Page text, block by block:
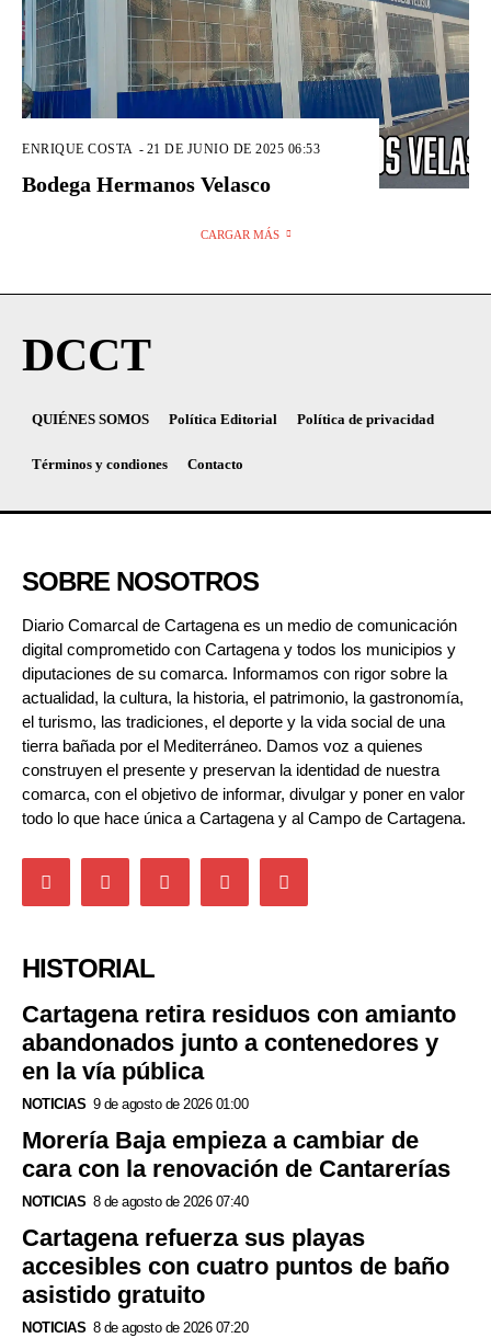
ENRIQUE COSTA - 21 DE JUNIO DE 2025 06:53
Bodega Hermanos Velasco
CARGAR MÁS
DCCT
QUIÉNES SOMOS Política Editorial Política de privacidad
Términos y condiones Contacto
SOBRE NOSOTROS
Diario Comarcal de Cartagena es un medio de comunicación
digital comprometido con Cartagena y todos los municipios y
diputaciones de su comarca. Informamos con rigor sobre la
actualidad, la cultura, la historia, el patrimonio, la gastronomía,
el turismo, las tradiciones, el deporte y la vida social de una
tierra bañada por el Mediterráneo. Damos voz a quienes
construyen el presente y preservan la identidad de nuestra
comarca, con el objetivo de informar, divulgar y poner en valor
todo lo que hace única a Cartagena y al Campo de Cartagena.
HISTORIAL
Cartagena retira residuos con amianto
abandonados junto a contenedores y
en la vía pública
NOTICIAS 9 de agosto de 2026 01:00
Morería Baja empieza a cambiar de
cara con la renovación de Cantarerías
NOTICIAS 8 de agosto de 2026 07:40
Cartagena refuerza sus playas
accesibles con cuatro puntos de baño
asistido gratuito
NOTICIAS 8 de agosto de 2026 07:20